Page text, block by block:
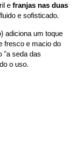
e franjas nas duas
e sofisticado.
adiciona um toque
"a seda das
o uso.